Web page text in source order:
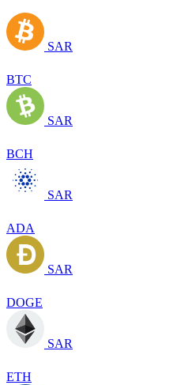
SAR
BTC
SAR
BCH
SAR
ADA
SAR
DOGE
SAR
ETH